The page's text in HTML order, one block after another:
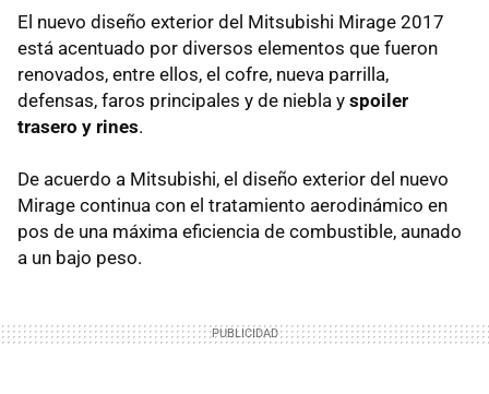
El nuevo diseño exterior del Mitsubishi Mirage 2017
está acentuado por diversos elementos que fueron
renovados, entre ellos, el cofre, nueva parrilla,
defensas, faros principales y de niebla y spoiler
trasero y rines.
De acuerdo a Mitsubishi, el diseño exterior del nuevo
Mirage continua con el tratamiento aerodinámico en
pos de una máxima eficiencia de combustible, aunado
a un bajo peso.